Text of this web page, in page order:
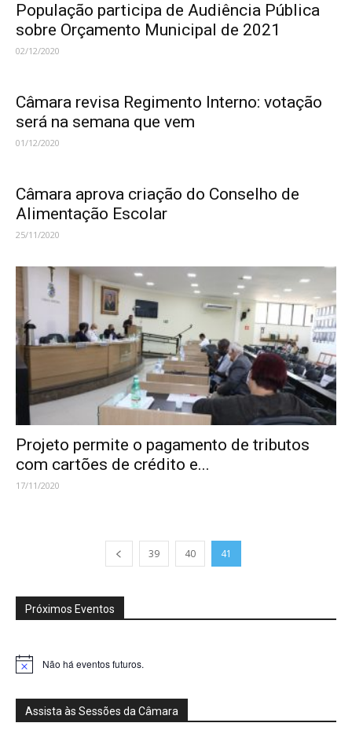
População participa de Audiência Pública
sobre Orçamento Municipal de 2021
02/12/2020
Câmara revisa Regimento Interno: votação
será na semana que vem
01/12/2020
Câmara aprova criação do Conselho de
Alimentação Escolar
25/11/2020
Projeto permite o pagamento de tributos
com cartões de crédito e...
17/11/2020
39 40 41
Próximos Eventos
Notice Não há eventos futuros.
Assista às Sessões da Câmara